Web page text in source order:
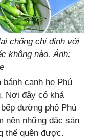
chống chỉ định với
không nào. Ảnh:
canh hẹ Phú
Nơi đây có khá
đường phố Phú
nên những đặc sản
thể quên được.